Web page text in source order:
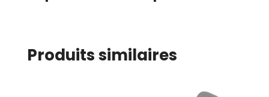
Produits similaires